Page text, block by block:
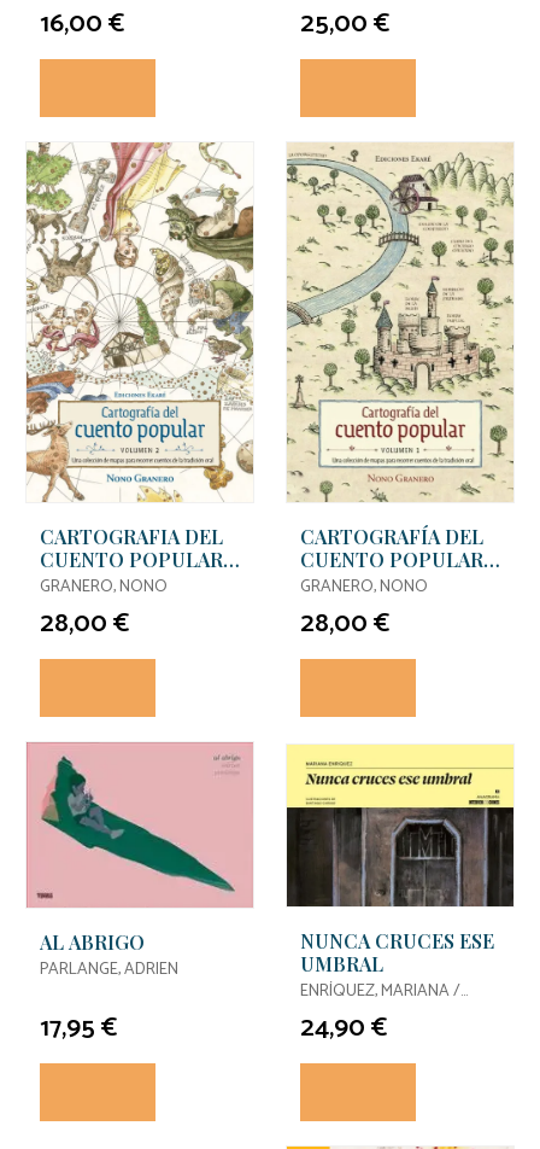
16,00 € 25,00 €
CARTOGRAFIA DEL
CUENTO POPULAR
(VOL. 2)
GRANERO, NONO
28,00 €
CARTOGRAFÍA DEL
CUENTO POPULAR -
VOLUMEN 1
GRANERO, NONO
28,00 €
AL ABRIGO
PARLANGE, ADRIEN
17,95 €
NUNCA CRUCES ESE
UMBRAL
ENRÍQUEZ, MARIANA /
CARUSO, SANTIAGO
24,90 €